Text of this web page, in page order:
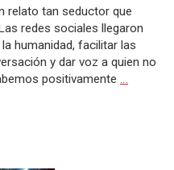
relato tan seductor que
redes sociales llegaron
humanidad, facilitar las
y dar voz a quien no
positivamente …